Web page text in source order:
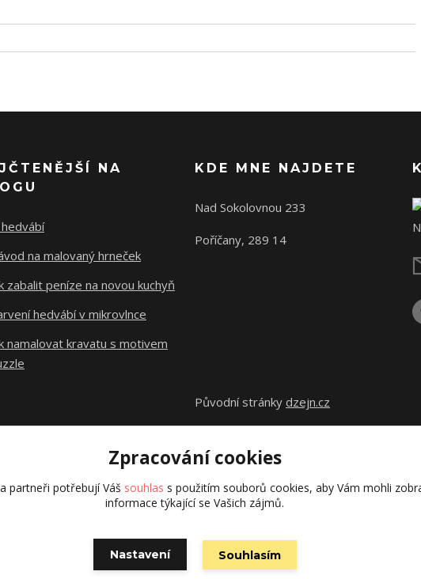
NA
na malovaný hrneček
zabalit peníze na novou kuchyň
hedvábí v mikrovlnce
namalovat kravatu s motivem
KDE MNE NAJDETE
Nad Sokolovnou 233
Poříčany, 289 14
Původní stránky dzejn.cz
Zpracování cookies
partneři potřebují Váš souhlas s použitím souborů cookies, aby Vám mohli
informace týkající se Vašich zájmů.
Nastavení Souhlasím